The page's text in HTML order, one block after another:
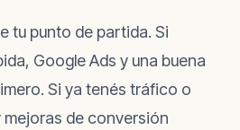
tu punto de partida. Si
Google Ads y una buena
Si ya tenés tráfico o
mejoras de conversión